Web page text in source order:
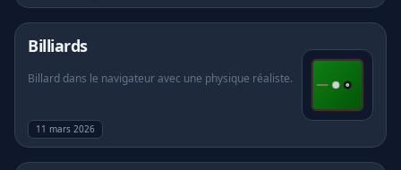
Billiards
Billard dans le navigateur avec une physique réaliste.
11 mars 2026